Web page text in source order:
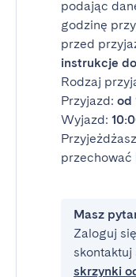
podając
godzinę
przed
instrukcje
Rodzaj
Przyjazd: od
Wyjazd:
przechować
Masz
Zaloguj
skontaktuj
skrzynki